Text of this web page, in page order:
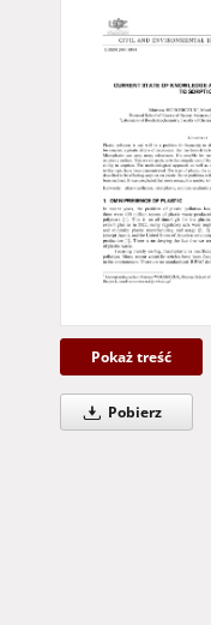
Pokaż treść
Pobierz